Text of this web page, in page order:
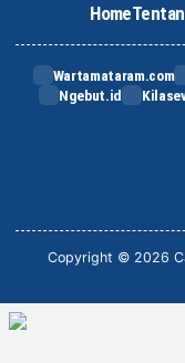
Home
Wartamataram.com
Ngebut.id
Copyright © 2026